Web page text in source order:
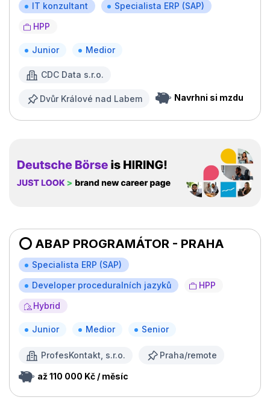
IT konzultant
Specialista ERP (SAP)
HPP
Junior Medior
CDC Data s.r.o.
Dvůr Králové nad Labem Navrhni si mzdu
⭕ ABAP PROGRAMÁTOR - PRAHA
Specialista ERP (SAP)
Developer proceduralních jazyků
HPP
Hybrid
Junior Medior Senior
ProfesKontakt, s.r.o. Praha/remote
až 110 000 Kč / měsíc